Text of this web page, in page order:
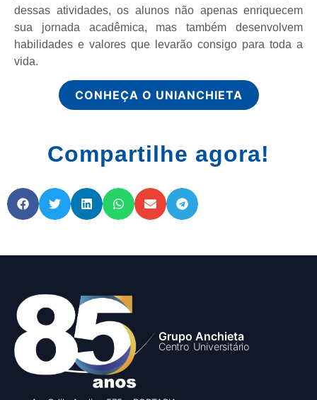
dessas atividades, os alunos não apenas enriquecem
sua jornada acadêmica, mas também desenvolvem
habilidades e valores que levarão consigo para toda a
vida.
CONHEÇA O UNIANCHIETA
Compartilhe agora!
Grupo Anchieta
Centro Universitário